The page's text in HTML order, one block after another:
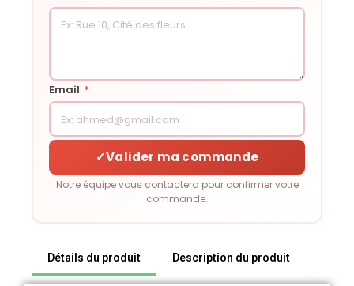
Email *
✓Valider ma commande
Notre équipe vous contactera pour confirmer votre
commande.
Détails du produit Description du produit